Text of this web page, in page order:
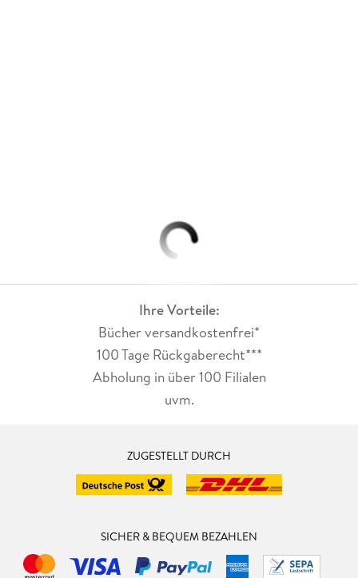
Ihre Vorteile:
Bücher versandkostenfrei*
100 Tage Rückgaberecht***
Abholung in über 100 Filialen
uvm.
ZUGESTELLT DURCH
SICHER & BEQUEM BEZAHLEN